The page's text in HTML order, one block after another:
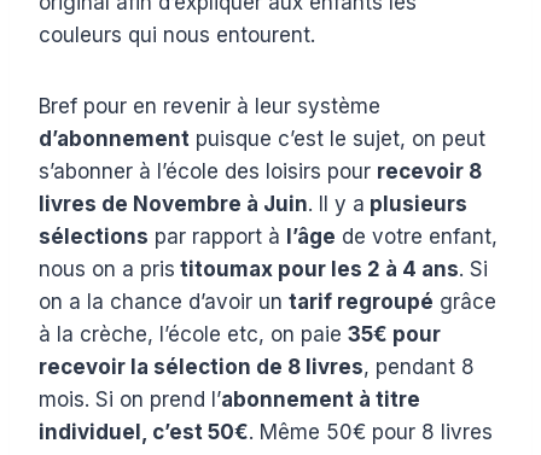
couleurs qui nous entourent.
Bref pour en revenir à leur système
d’abonnement puisque c’est le sujet, on peut
s’abonner à l’école des loisirs pour recevoir 8
livres de Novembre à Juin. Il y a plusieurs
sélections par rapport à l’âge de votre enfant,
nous on a pris titoumax pour les 2 à 4 ans. Si
on a la chance d’avoir un tarif regroupé grâce
à la crèche, l’école etc, on paie 35€ pour
recevoir la sélection de 8 livres, pendant 8
mois. Si on prend l’abonnement à titre
individuel, c’est 50€. Même 50€ pour 8 livres